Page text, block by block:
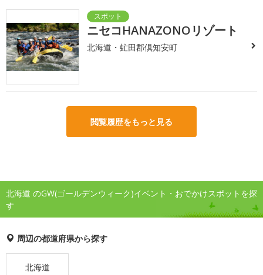
ニセコHANAZONOリゾート
北海道・虻田郡倶知安町
閲覧履歴をもっと見る
北海道 のGW(ゴールデンウィーク)イベント・おでかけスポットを探
す
周辺の都道府県から探す
北海道